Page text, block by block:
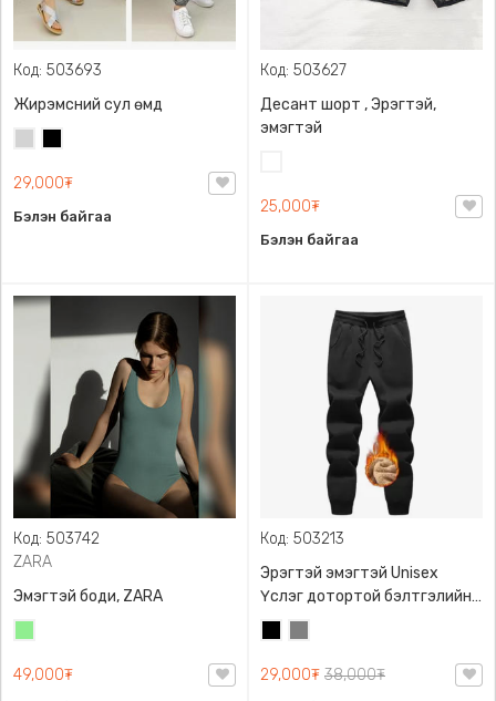
Код: 503693
Жирэмсний сул өмд
29,000₮
Бэлэн байгаа
Код: 503627
Десант шорт , Эрэгтэй,
эмэгтэй
25,000₮
Бэлэн байгаа
Код: 503742
ZARA
Эмэгтэй боди, ZARA
49,000₮
Код: 503213
Эрэгтэй эмэгтэй Unisex
Үслэг дотортой бэлтгэлийн
өмд,
29,000₮ 38,000₮